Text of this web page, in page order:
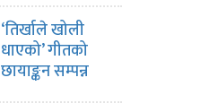
‘तिर्खाले खोली
धाएको’ गीतको
छायाङ्कन सम्पन्न